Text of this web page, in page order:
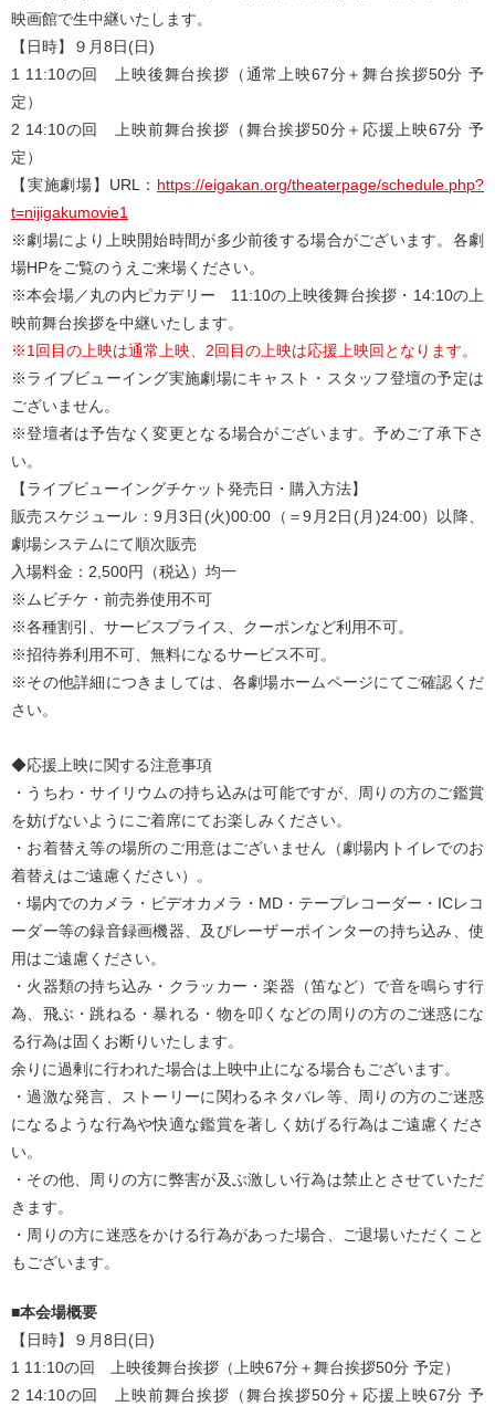
映画館で生中継いたします。
【日時】９月8日(日)
1 11:10の回 上映後舞台挨拶（通常上映67分＋舞台挨拶50分 予
定）
2 14:10の回 上映前舞台挨拶（舞台挨拶50分＋応援上映67分 予
定）
【実施劇場】URL： https://eigakan.org/theaterpage/schedule.php?
t=nijigakumovie1
※劇場により上映開始時間が多少前後する場合がございます。各劇
場HPをご覧のうえご来場ください。
※本会場／丸の内ピカデリー 11:10の上映後舞台挨拶・14:10の上
映前舞台挨拶を中継いたします。
※1回目の上映は通常上映、2回目の上映は応援上映回となります。
※ライブビューイング実施劇場にキャスト・スタッフ登壇の予定は
ございません。
※登壇者は予告なく変更となる場合がございます。予めご了承下さ
い。
【ライブビューイングチケット発売日・購入方法】
販売スケジュール：9月3日(火)00:00（＝9月2日(月)24:00）以降、
劇場システムにて順次販売
入場料金：2,500円（税込）均一
※ムビチケ・前売券使用不可
※各種割引、サービスプライス、クーポンなど利用不可。
※招待券利用不可、無料になるサービス不可。
※その他詳細につきましては、各劇場ホームページにてご確認くだ
さい。
◆応援上映に関する注意事項
・うちわ・サイリウムの持ち込みは可能ですが、周りの方のご鑑賞
を妨げないようにご着席にてお楽しみください。
・お着替え等の場所のご用意はございません（劇場内トイレでのお
着替えはご遠慮ください）。
・場内でのカメラ・ビデオカメラ・MD・テープレコーダー・ICレコ
ーダー等の録音録画機器、及びレーザーポインターの持ち込み、使
用はご遠慮ください。
・火器類の持ち込み・クラッカー・楽器（笛など）で音を鳴らす行
為、飛ぶ・跳ねる・暴れる・物を叩くなどの周りの方のご迷惑にな
る行為は固くお断りいたします。
余りに過剰に行われた場合は上映中止になる場合もございます。
・過激な発言、ストーリーに関わるネタバレ等、周りの方のご迷惑
になるような行為や快適な鑑賞を著しく妨げる行為はご遠慮くださ
い。
・その他、周りの方に弊害が及ぶ激しい行為は禁止とさせていただ
きます。
・周りの方に迷惑をかける行為があった場合、ご退場いただくこと
もございます。
■本会場概要
【日時】９月8日(日)
1 11:10の回 上映後舞台挨拶（上映67分＋舞台挨拶50分 予定）
2 14:10の回 上映前舞台挨拶（舞台挨拶50分＋応援上映67分 予